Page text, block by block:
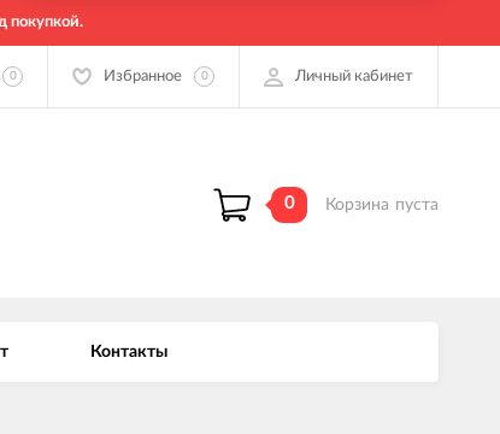
покупкой.
0 Избранное 0 Личный кабинет
0 Корзина пуста
Контакты